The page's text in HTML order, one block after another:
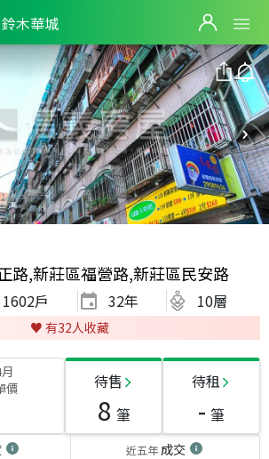
鈴木華城
路,新莊區福營路,新莊區民安路
1602戶 32年 10層
♥️ 有32人收藏
價
待售
8 筆
待租
- 筆
近五年成交